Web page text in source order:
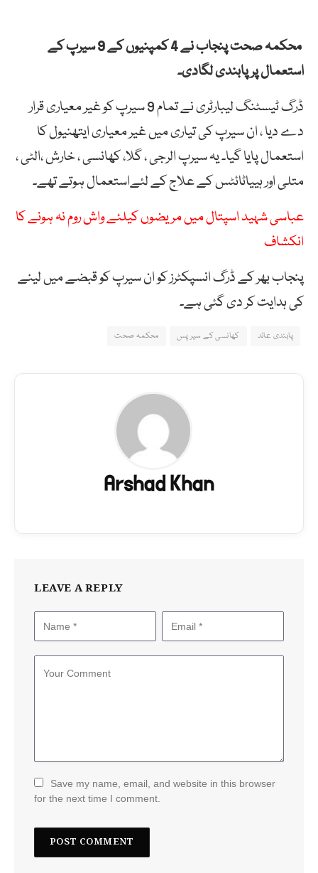
محکمہ صحت پنجاب نے 4 کمپنیوں کے 9 سیرپ کے
استعمال پر پابندی لگادی۔
ڈرگ ٹیسٹنگ لیبارٹری نے تمام 9 سیرپ کو غیر معیاری قرار
دے دیا ، ان سیرپ کی تیاری میں غیر معیاری ایتھنیول کا
استعمال پایا گیا۔ یہ سیرپ الرجی ، گلا، کھانسی ، خارش ،الٹی ،
متلی اور ہییاٹائٹس کے علاج کے لئےاستعمال ہوتے تھے۔
عباسی شہید اسپتال میں مریضوں کیلئے واش روم نہ ہونے کا
انکشاف
پنجاب بھر کے ڈرگ انسپکٹرز کو ان سیرپ کو قبضے میں لینے
کی ہدایت کر دی گئی ہے۔
پابندی عائد کھانسی کے سیرپس محکمہ صحت
Arshad Khan
LEAVE A REPLY
Save my name, email, and website in this browser
for the next time I comment.